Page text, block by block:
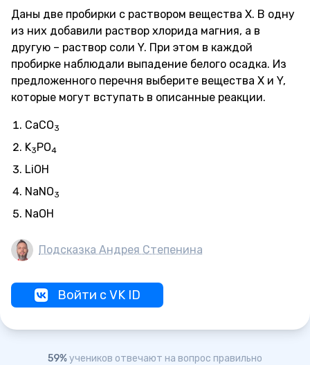
Даны две пробирки с раствором вещества X. В одну
из них добавили раствор хлорида магния, а в
другую – раствор соли Y. При этом в каждой
пробирке наблюдали выпадение белого осадка. Из
предложенного перечня выберите вещества X и Y,
которые могут вступать в описанные реакции.
СаСO3
K3РO4
LiОН
NaNO3
NaOH
Подсказка Андрея Степенина
Войти с VK ID
59%учеников отвечают на вопрос правильно